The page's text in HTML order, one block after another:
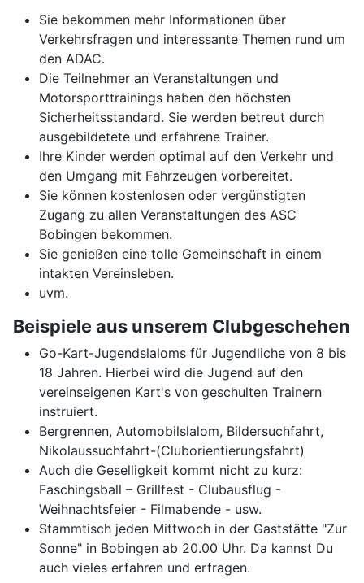
Sie bekommen mehr Informationen über
Verkehrsfragen und interessante Themen rund um
den ADAC.
Die Teilnehmer an Veranstaltungen und
Motorsporttrainings haben den höchsten
Sicherheitsstandard. Sie werden betreut durch
ausgebildetete und erfahrene Trainer.
Ihre Kinder werden optimal auf den Verkehr und
den Umgang mit Fahrzeugen vorbereitet.
Sie können kostenlosen oder vergünstigten
Zugang zu allen Veranstaltungen des ASC
Bobingen bekommen.
Sie genießen eine tolle Gemeinschaft in einem
intakten Vereinsleben.
uvm.
Beispiele aus unserem Clubgeschehen
Go-Kart-Jugendslaloms für Jugendliche von 8 bis
18 Jahren. Hierbei wird die Jugend auf den
vereinseigenen Kart's von geschulten Trainern
instruiert.
Bergrennen, Automobilslalom, Bildersuchfahrt,
Nikolaussuchfahrt-(Cluborientierungsfahrt)
Auch die Geselligkeit kommt nicht zu kurz:
Faschingsball – Grillfest - Clubausflug -
Weihnachtsfeier - Filmabende - usw.
Stammtisch jeden Mittwoch in der Gaststätte "Zur
Sonne" in Bobingen ab 20.00 Uhr. Da kannst Du
auch vieles erfahren und erfragen.